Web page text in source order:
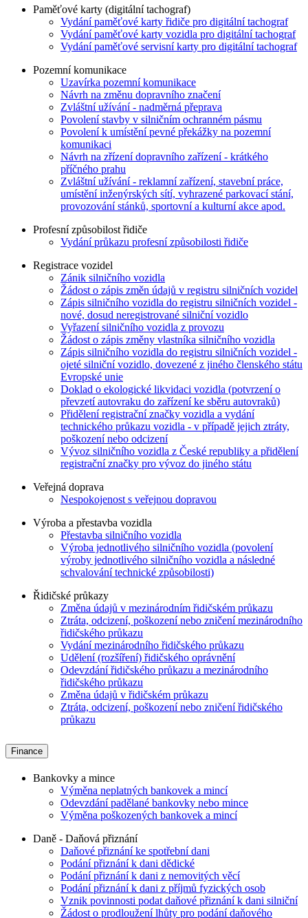
Paměťové karty (digitální tachograf)
Vydání paměťové karty řidiče pro digitální tachograf
Vydání paměťové karty vozidla pro digitální tachograf
Vydání paměťové servisní karty pro digitální tachograf
Pozemní komunikace
Uzavírka pozemní komunikace
Návrh na změnu dopravního značení
Zvláštní užívání - nadměrná přeprava
Povolení stavby v silničním ochranném pásmu
Povolení k umístění pevné překážky na pozemní
komunikaci
Návrh na zřízení dopravního zařízení - krátkého
příčného prahu
Zvláštní užívání - reklamní zařízení, stavební práce,
umístění inženýrských sítí, vyhrazené parkovací stání,
provozování stánků, sportovní a kulturní akce apod.
Profesní způsobilost řidiče
Vydání průkazu profesní způsobilosti řidiče
Registrace vozidel
Zánik silničního vozidla
Žádost o zápis změn údajů v registru silničních vozidel
Zápis silničního vozidla do registru silničních vozidel -
nové, dosud neregistrované silniční vozidlo
Vyřazení silničního vozidla z provozu
Žádost o zápis změny vlastníka silničního vozidla
Zápis silničního vozidla do registru silničních vozidel -
ojeté silniční vozidlo, dovezené z jiného členského státu
Evropské unie
Doklad o ekologické likvidaci vozidla (potvrzení o
převzetí autovraku do zařízení ke sběru autovraků)
Přidělení registrační značky vozidla a vydání
technického průkazu vozidla - v případě jejich ztráty,
poškození nebo odcizení
Vývoz silničního vozidla z České republiky a přidělení
registrační značky pro vývoz do jiného státu
Veřejná doprava
Nespokojenost s veřejnou dopravou
Výroba a přestavba vozidla
Přestavba silničního vozidla
Výroba jednotlivého silničního vozidla (povolení
výroby jednotlivého silničního vozidla a následné
schvalování technické způsobilosti)
Řidičské průkazy
Změna údajů v mezinárodním řidičském průkazu
Ztráta, odcizení, poškození nebo zničení mezinárodního
řidičského průkazu
Vydání mezinárodního řidičského průkazu
Udělení (rozšíření) řidičského oprávnění
Odevzdání řidičského průkazu a mezinárodního
řidičského průkazu
Změna údajů v řidičském průkazu
Ztráta, odcizení, poškození nebo zničení řidičského
průkazu
Finance
Bankovky a mince
Výměna neplatných bankovek a mincí
Odevzdání padělané bankovky nebo mince
Výměna poškozených bankovek a mincí
Daně - Daňová přiznání
Daňové přiznání ke spotřební dani
Podání přiznání k dani dědické
Podání přiznání k dani z nemovitých věcí
Podání přiznání k dani z příjmů fyzických osob
Vznik povinnosti podat daňové přiznání k dani silniční
Žádost o prodloužení lhůty pro podání daňového